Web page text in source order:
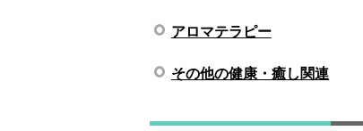
アロマテラピー
その他の健康・癒し関連